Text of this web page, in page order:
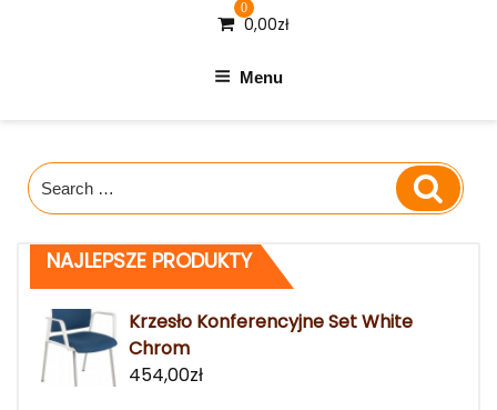
0
0,00zł
Menu
Search
for:
Search
NAJLEPSZE PRODUKTY
Krzesło Konferencyjne Set White
Chrom
454,00zł